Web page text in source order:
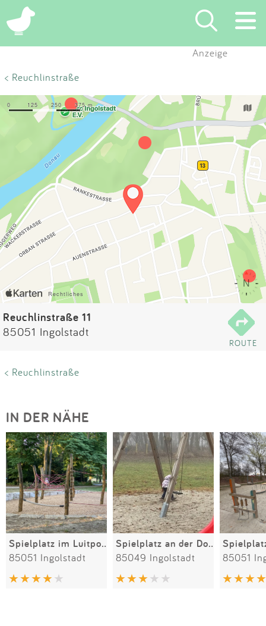
×
Eintragen
App
Blog
Partner
Kontakt
Impressum
Anzeige
< Reuchlinstraße
Reuchlinstraße 11
85051 Ingolstadt
ROUTE
< Reuchlinstraße
IN DER NÄHE
Spielplatz im Luitpoldpark
85051 Ingolstadt
Spielplatz an der Donau
85049 Ingolstadt 85051